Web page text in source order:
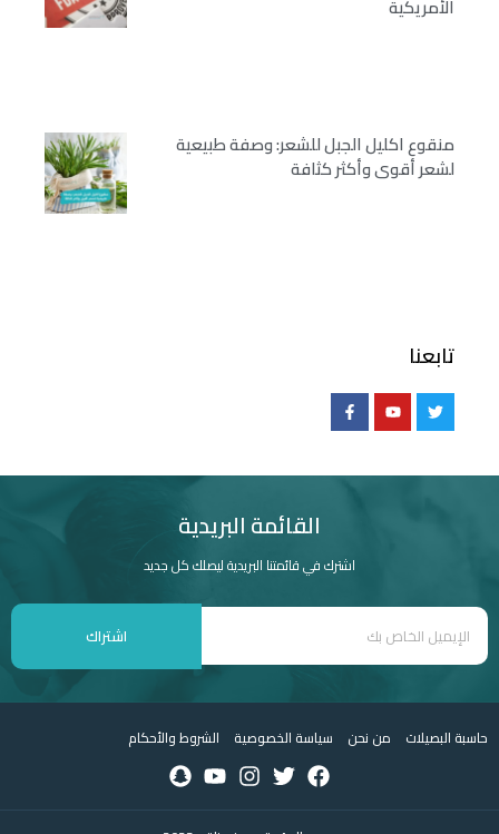
الأمريكية
منقوع اكليل الجبل للشعر: وصفة طبيعية
لشعر أقوى وأكثر كثافة
تابعنا
القائمة البريدية
اشترك في قائمتنا البريدية ليصلك كل جديد
اشتراك
حاسبة البصيلات من نحن سياسة الخصوصية الشروط والأحكام